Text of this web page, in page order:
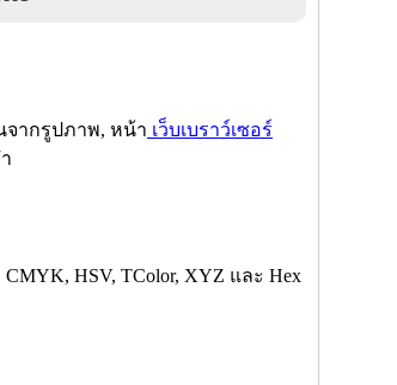
จากรูปภาพ, หน้า เว็บเบราว์เซอร์
HSV, TColor, XYZ และ Hex